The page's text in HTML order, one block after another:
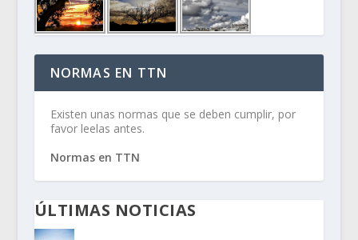
NORMAS EN TTN
Existen unas normas que se deben cumplir, por
favor leelas antes.
Normas en TTN
ÚLTIMAS NOTICIAS